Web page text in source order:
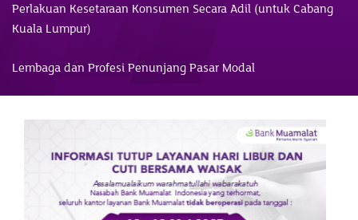
Perlakuan Kesetaraan Konsumen Secara Adil (untuk Cabang
Kuala Lumpur)
Lembaga dan Profesi Penunjang Pasar Modal